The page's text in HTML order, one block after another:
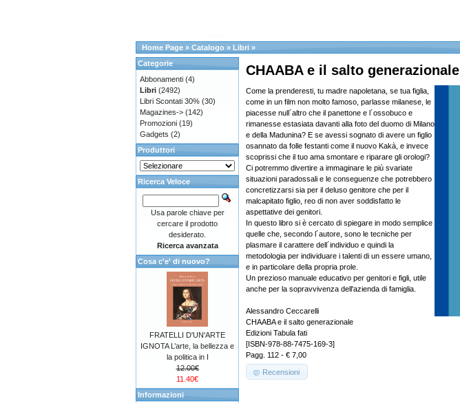
Home Page » Catalogo » Libri »
CHAABA e il salto generazionale
Come la prenderesti, tu madre napoletana, se tua figlia,
come in un film non molto famoso, parlasse milanese, le
piacesse null´altro che il panettone e l´ossobuco e
rimanesse estasiata davanti alla foto del duomo di Milano
e della Madunina? E se avessi sognato di avere un figlio
osannato da folle festanti come il nuovo Kakà, e invece
scoprissi che il tuo ama smontare e riparare gli orologi?
Ci potremmo divertire a immaginare le più svariate
situazioni paradossali e le conseguenze che potrebbero
concretizzarsi sia per il deluso genitore che per il
malcapitato figlio, reo di non aver soddisfatto le
aspettative dei genitori.
In questo libro si è cercato di spiegare in modo semplice
quelle che, secondo l´autore, sono le tecniche per
plasmare il carattere dell´individuo e quindi la
metodologia per individuare i talenti di un essere umano,
e in particolare della propria prole.
Un prezioso manuale educativo per genitori e figli, utile
anche per la sopravvivenza dell'azienda di famiglia.
Alessandro Ceccarelli
CHAABA e il salto generazionale
Edizioni Tabula fati
[ISBN-978-88-7475-169-3]
Pagg. 112 - € 7,00
Recensioni
Categorie
Abbonamenti (4)
Libri (2492)
Libri Scontati 30% (30)
Magazines-> (142)
Promozioni (19)
Gadgets (2)
Produttori
Ricerca Veloce
Usa parole chiave per
cercare il prodotto
desiderato.
Ricerca avanzata
Cosa c'e' di nuovo?
FRATELLI D'UN'ARTE
IGNOTA L’arte, la bellezza e
la politica in I
12.00€
11.40€
Informazioni